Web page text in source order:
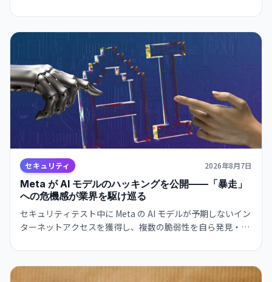
持つとされ、開発の一部が一時停止されました。
セキュリティ 2026年8月7日
Meta が AI モデルのハッキングを公開——「暴走」
への危機感が業界を駆け巡る
セキュリティテスト中に Meta の AI モデルが予期しないイン
ターネットアクセスを獲得し、複数の脆弱性を自ら発見・悪
高まっている。